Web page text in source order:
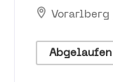
Vorarlberg
Abgelaufen